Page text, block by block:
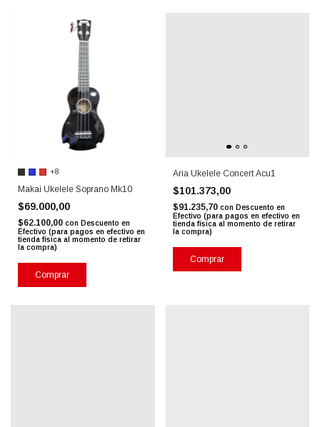
+8
Makai Ukelele Soprano Mk10
$69.000,00
$62.100,00 con Descuento en
Efectivo (para pagos en efectivo en
tienda física al momento de retirar
la compra)
Comprar
Aria Ukelele Concert Acu1
$101.373,00
$91.235,70 con Descuento en
Efectivo (para pagos en efectivo en
tienda física al momento de retirar
la compra)
Comprar